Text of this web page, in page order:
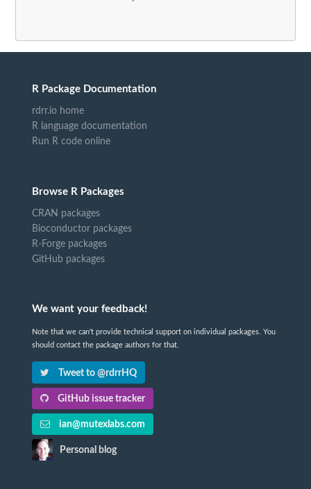
R Package Documentation
rdrr.io home
R language documentation
Run R code online
Browse R Packages
CRAN packages
Bioconductor packages
R-Forge packages
GitHub packages
We want your feedback!
Note that we can't provide technical support on individual packages. You
should contact the package authors for that.
Tweet to @rdrrHQ
GitHub issue tracker
ian@mutexlabs.com
Personal blog